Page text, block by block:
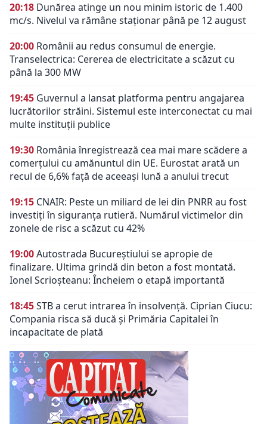
20:18 Dunărea atinge un nou minim istoric de 1.400
mc/s. Nivelul va rămâne staționar până pe 12 august
20:00 Românii au redus consumul de energie.
Transelectrica: Cererea de electricitate a scăzut cu
până la 300 MW
19:45 Guvernul a lansat platforma pentru angajarea
lucrătorilor străini. Sistemul este interconectat cu mai
multe instituții publice
19:30 România înregistrează cea mai mare scădere a
comerțului cu amănuntul din UE. Eurostat arată un
recul de 6,6% față de aceeași lună a anului trecut
19:15 CNAIR: Peste un miliard de lei din PNRR au fost
investiți în siguranța rutieră. Numărul victimelor din
zonele de risc a scăzut cu 42%
19:00Autostrada Bucureștiului se apropie de
finalizare. Ultima grindă din beton a fost montată.
Ionel Scrioșteanu: Încheiem o etapă importantă
18:45STB a cerut intrarea în insolvență. Ciprian Ciucu:
Compania risca să ducă și Primăria Capitalei în
incapacitate de plată